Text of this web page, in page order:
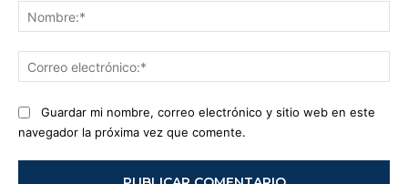
Guardar mi nombre, correo electrónico y sitio web en este
navegador la próxima vez que comente.